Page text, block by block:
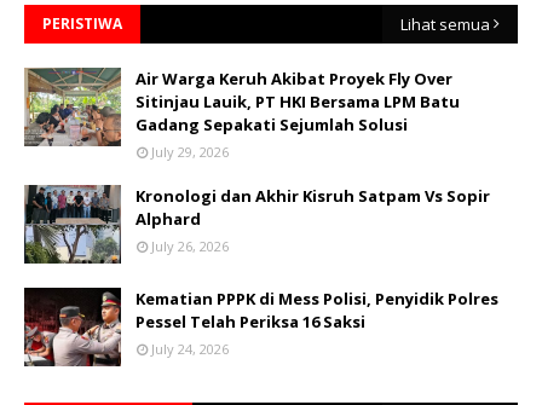
PERISTIWA Lihat semua
Air Warga Keruh Akibat Proyek Fly Over
Sitinjau Lauik, PT HKI Bersama LPM Batu
Gadang Sepakati Sejumlah Solusi
July 29, 2026
Kronologi dan Akhir Kisruh Satpam Vs Sopir
Alphard
July 26, 2026
Kematian PPPK di Mess Polisi, Penyidik Polres
Pessel Telah Periksa 16 Saksi
July 24, 2026